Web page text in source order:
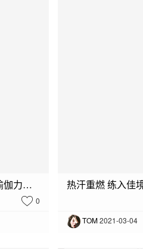
NIKE YOGA发出邀请，让瑜伽力量加持你的焕新之旅
0
TOM2021-03-04